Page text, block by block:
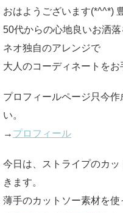
おはようございます(*^^*)
50代からの心地良いお洒落
ネオ独自のアレンジで
大人のコーディネートを
プロフィールページ只今
い。
→ プロフィール
今日は、ストライプのカ
きます。
薄手のカットソー素材を使